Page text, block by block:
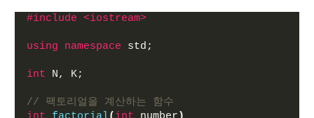
#include <iostream>
using namespace std;
int N, K;
// 팩토리얼을 계산하는 함수